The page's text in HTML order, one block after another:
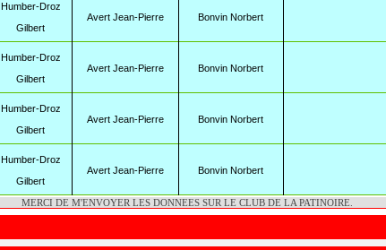
Humber-Droz
Gilbert
Avert Jean-Pierre Bonvin Norbert
Humber-Droz
Gilbert
Avert Jean-Pierre Bonvin Norbert
Humber-Droz
Gilbert
Avert Jean-Pierre Bonvin Norbert
Humber-Droz
Gilbert
Avert Jean-Pierre Bonvin Norbert
MERCI DE M'ENVOYER LES DONNEES SUR LE CLUB DE LA PATINOIRE.